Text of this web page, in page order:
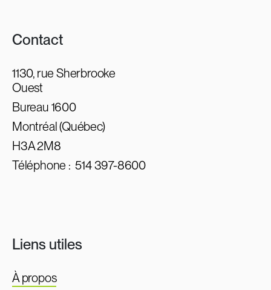
Contact
1130, rue Sherbrooke
Ouest
Bureau 1600
Montréal (Québec)
H3A 2M8
Téléphone :514 397-8600
Liens utiles
À propos